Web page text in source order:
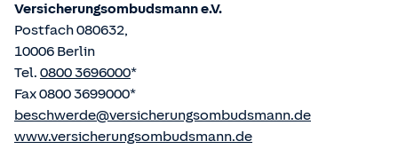
Versicherungsombudsmann e.V.
Postfach 080632,
10006 Berlin
Tel. 0800 3696000*
Fax 0800 3699000*
beschwerde@versicherungsombudsmann.de
www.versicherungsombudsmann.de